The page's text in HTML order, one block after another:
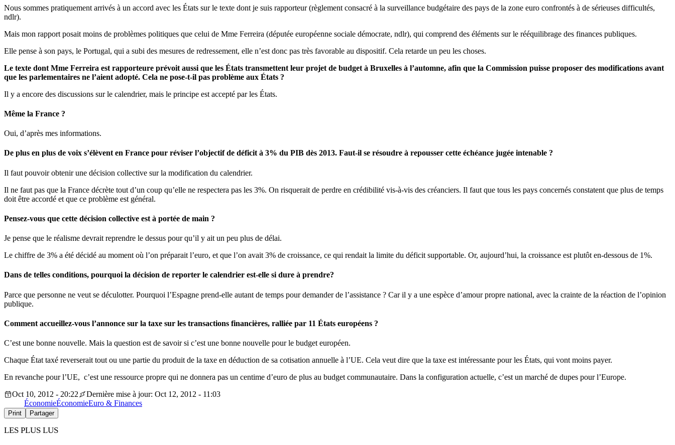
Nous sommes pratiquement arrivés à un accord avec les États sur le texte dont je suis rapporteur (règlement consacré à la surveillance budgétaire des pays de la zone euro confrontés à de sérieuses difficultés,
ndlr).
Mais mon rapport posait moins de problèmes politiques que celui de Mme Ferreira (députée européenne sociale démocrate, ndlr), qui comprend des éléments sur le rééquilibrage des finances publiques.
Elle pense à son pays, le Portugal, qui a subi des mesures de redressement, elle n’est donc pas très favorable au dispositif. Cela retarde un peu les choses.
Le texte dont Mme Ferreira est rapporteure prévoit aussi que les États transmettent leur projet de budget à Bruxelles à l’automne, afin que la Commission puisse proposer des modifications avant
que les parlementaires ne l’aient adopté. Cela ne pose-t-il pas problème aux États ?
Il y a encore des discussions sur le calendrier, mais le principe est accepté par les États.
Même la France ?
Oui, d’après mes informations.
De plus en plus de voix s’élèvent en France pour réviser l’objectif de déficit à 3% du PIB dès 2013. Faut-il se résoudre à repousser cette échéance jugée intenable ?
Il faut pouvoir obtenir une décision collective sur la modification du calendrier.
Il ne faut pas que la France décrète tout d’un coup qu’elle ne respectera pas les 3%. On risquerait de perdre en crédibilité vis-à-vis des créanciers. Il faut que tous les pays concernés constatent que plus de temps
doit être accordé et que ce problème est général.
Pensez-vous que cette décision collective est à portée de main ?
Je pense que le réalisme devrait reprendre le dessus pour qu’il y ait un peu plus de délai.
Le chiffre de 3% a été décidé au moment où l’on préparait l’euro, et que l’on avait 3% de croissance, ce qui rendait la limite du déficit supportable. Or, aujourd’hui, la croissance est plutôt en-dessous de 1%.
Dans de telles conditions, pourquoi la décision de reporter le calendrier est-elle si dure à prendre?
Parce que personne ne veut se déculotter. Pourquoi l’Espagne prend-elle autant de temps pour demander de l’assistance ? Car il y a une espèce d’amour propre national, avec la crainte de la réaction de l’opinion
publique.
Comment accueillez-vous l’annonce sur la taxe sur les transactions financières, ralliée par 11 États européens ?
C’est une bonne nouvelle. Mais la question est de savoir si c’est une bonne nouvelle pour le budget européen.
Chaque État taxé reverserait tout ou une partie du produit de la taxe en déduction de sa cotisation annuelle à l’UE. Cela veut dire que la taxe est intéressante pour les États, qui vont moins payer.
En revanche pour l’UE, c’est une ressource propre qui ne donnera pas un centime d’euro de plus au budget communautaire. Dans la configuration actuelle, c’est un marché de dupes pour l’Europe.
Oct 10, 2012 - 20:22
Dernière mise à jour: Oct 12, 2012 - 11:03
ÉconomieÉconomieEuro & Finances
Print Partager
LES PLUS LUS